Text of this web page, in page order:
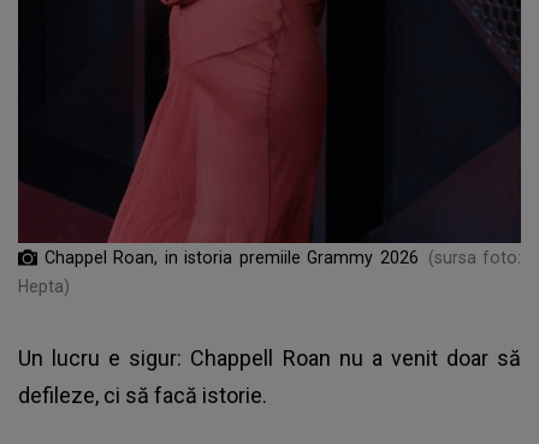
Chappel Roan, in istoria premiile Grammy 2026
(sursa foto:
Hepta)
Un lucru e sigur: Chappell Roan nu a venit doar să
defileze, ci să facă istorie.